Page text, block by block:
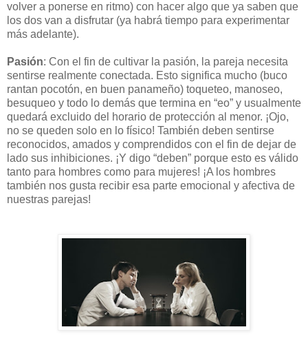
volver a ponerse en ritmo) con hacer algo que ya saben que
los dos van a disfrutar (ya habrá tiempo para experimentar
más adelante).
Pasión: Con el fin de cultivar la pasión, la pareja necesita
sentirse realmente conectada. Esto significa mucho (buco
rantan pocotón, en buen panameño) toqueteo, manoseo,
besuqueo y todo lo demás que termina en “eo” y usualmente
quedará excluido del horario de protección al menor. ¡Ojo,
no se queden solo en lo físico! También deben sentirse
reconocidos, amados y comprendidos con el fin de dejar de
lado sus inhibiciones. ¡Y digo “deben” porque esto es válido
tanto para hombres como para mujeres! ¡A los hombres
también nos gusta recibir esa parte emocional y afectiva de
nuestras parejas!